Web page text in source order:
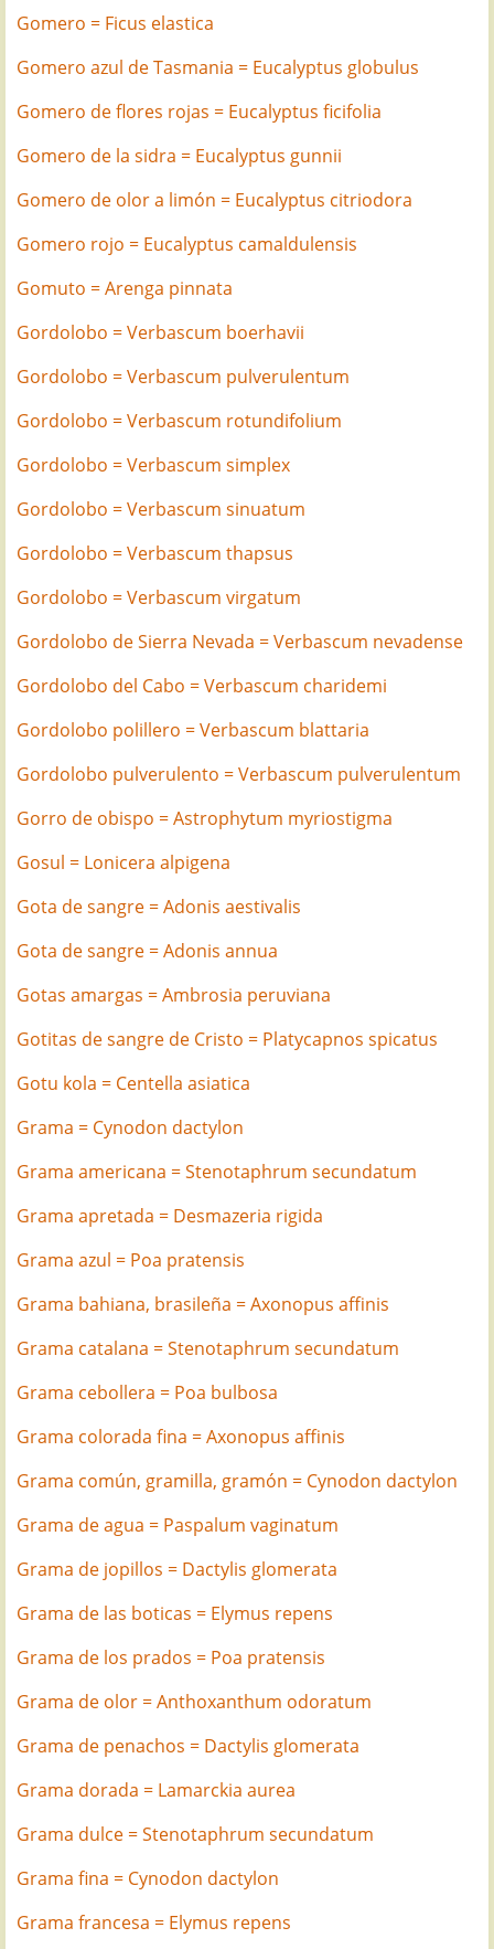
Gomero = Ficus elastica
Gomero azul de Tasmania = Eucalyptus globulus
Gomero de flores rojas = Eucalyptus ficifolia
Gomero de la sidra = Eucalyptus gunnii
Gomero de olor a limón = Eucalyptus citriodora
Gomero rojo = Eucalyptus camaldulensis
Gomuto = Arenga pinnata
Gordolobo = Verbascum boerhavii
Gordolobo = Verbascum pulverulentum
Gordolobo = Verbascum rotundifolium
Gordolobo = Verbascum simplex
Gordolobo = Verbascum sinuatum
Gordolobo = Verbascum thapsus
Gordolobo = Verbascum virgatum
Gordolobo de Sierra Nevada = Verbascum nevadense
Gordolobo del Cabo = Verbascum charidemi
Gordolobo polillero = Verbascum blattaria
Gordolobo pulverulento = Verbascum pulverulentum
Gorro de obispo = Astrophytum myriostigma
Gosul = Lonicera alpigena
Gota de sangre = Adonis aestivalis
Gota de sangre = Adonis annua
Gotas amargas = Ambrosia peruviana
Gotitas de sangre de Cristo = Platycapnos spicatus
Gotu kola = Centella asiatica
Grama = Cynodon dactylon
Grama americana = Stenotaphrum secundatum
Grama apretada = Desmazeria rigida
Grama azul = Poa pratensis
Grama bahiana, brasileña = Axonopus affinis
Grama catalana = Stenotaphrum secundatum
Grama cebollera = Poa bulbosa
Grama colorada fina = Axonopus affinis
Grama común, gramilla, gramón = Cynodon dactylon
Grama de agua = Paspalum vaginatum
Grama de jopillos = Dactylis glomerata
Grama de las boticas = Elymus repens
Grama de los prados = Poa pratensis
Grama de olor = Anthoxanthum odoratum
Grama de penachos = Dactylis glomerata
Grama dorada = Lamarckia aurea
Grama dulce = Stenotaphrum secundatum
Grama fina = Cynodon dactylon
Grama francesa = Elymus repens